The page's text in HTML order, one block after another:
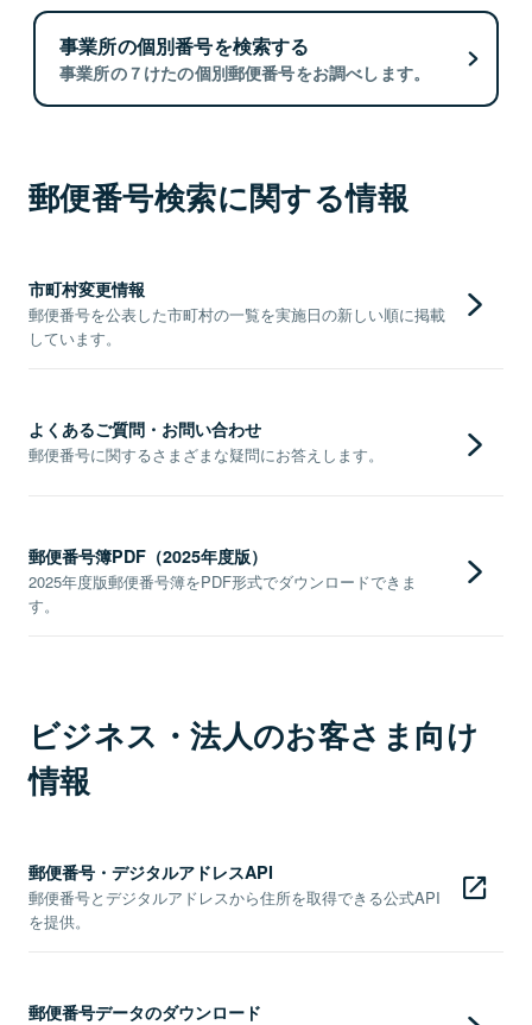
事業所の個別番号を検索する
事業所の７けたの個別郵便番号をお調べします。
郵便番号検索に関する情報
市町村変更情報
郵便番号を公表した市町村の一覧を実施日の新しい順に掲載
しています。
よくあるご質問・お問い合わせ
郵便番号に関するさまざまな疑問にお答えします。
郵便番号簿PDF（2025年度版）
2025年度版郵便番号簿をPDF形式でダウンロードできま
す。
ビジネス・法人のお客さま向け
情報
郵便番号・デジタルアドレスAPI
郵便番号とデジタルアドレスから住所を取得できる公式API
を提供。
郵便番号データのダウンロード